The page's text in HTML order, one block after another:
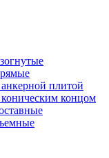
плитой
концом